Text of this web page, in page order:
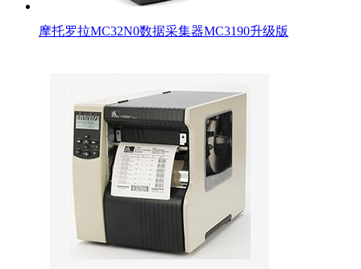
摩托罗拉MC32N0数据采集器MC3190升级版